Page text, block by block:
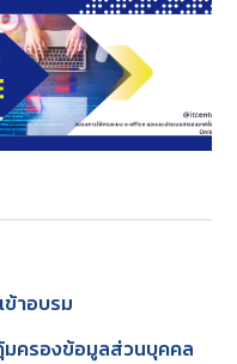
ข้าอบรม
ครองข้อมูลส่วนบุคคล